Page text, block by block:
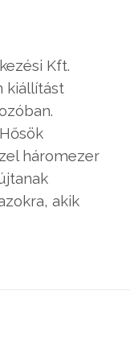
Kft.
kiállítást
háromezer
akik